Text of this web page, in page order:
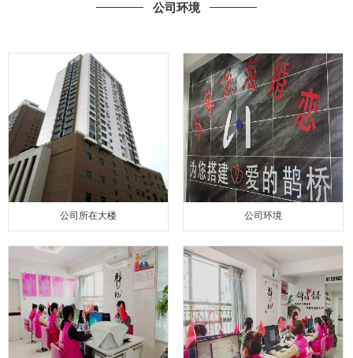
公司环境
公司所在大楼 公司环境